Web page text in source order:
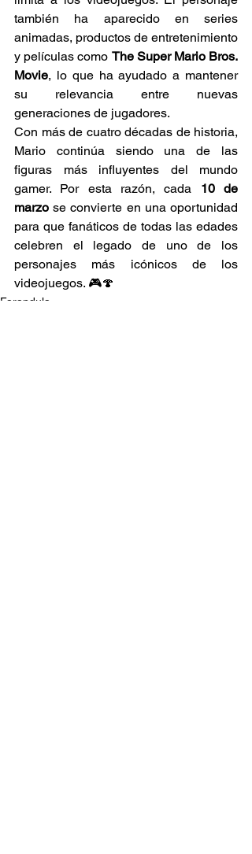
también ha aparecido en series
animadas, productos de entretenimiento
y películas como The Super Mario Bros.
Movie, lo que ha ayudado a mantener
su relevancia entre nuevas
generaciones de jugadores.
Con más de cuatro décadas de historia,
Mario continúa siendo una de las
figuras más influyentes del mundo
gamer. Por esta razón, cada 10 de
marzo se convierte en una oportunidad
para que fanáticos de todas las edades
celebren el legado de uno de los
personajes más icónicos de los
videojuegos. 🎮🍄
Farandula